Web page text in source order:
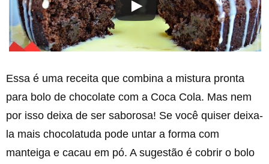
Essa é uma receita que combina a mistura pronta
para bolo de chocolate com a Coca Cola. Mas nem
por isso deixa de ser saborosa! Se você quiser deixa-
la mais chocolatuda pode untar a forma com
manteiga e cacau em pó. A sugestão é cobrir o bolo